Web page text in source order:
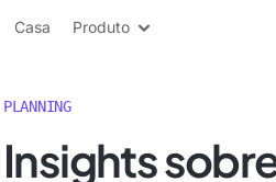
Blogue
Casa Produto
PLANNING
Insights